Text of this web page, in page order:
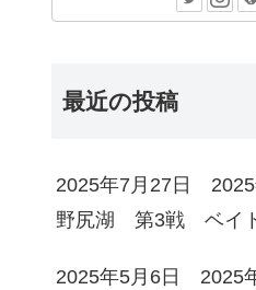
最近の投稿
2025年7月27日 2025
野尻湖 第3戦 ベイ
2025年5月6日 2025